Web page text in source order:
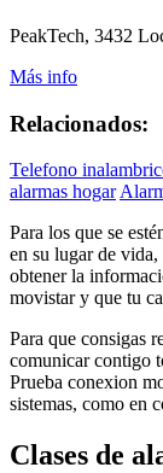
PeakTech, 3432
Más info
Relacionados:
Telefono
alarmas hogar
Para los que se
en su lugar de vida,
obtener la
movistar y que tu
Para que consigas
comunicar contigo
Prueba conexion
sistemas, como en
Clases de